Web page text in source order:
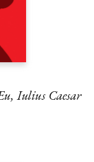
Iulius Caesar